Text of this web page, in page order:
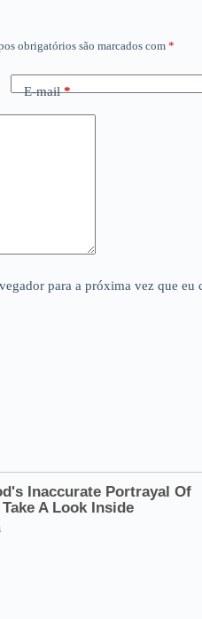
obrigatórios são marcados com *
E-mail*
para a próxima vez que eu